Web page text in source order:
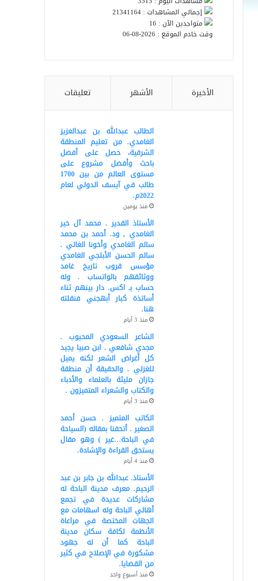
إجمالي المشاهدات : 21341164
متواجدين الآن : 16
وقت خادم الموقع : 2026-08-06
الأخيرة الأشهر تعليقات
الطالب عبدالله بن عبدالعزيز
الغامدي. من تعليم المنطقة
الشرقية، حصل على أفضل
باحث وأفضل مشروع على
مستوى العالم من بين 1700
طالب في آيسف الدولي لعام
2022م.
منذ يومين
الأستاذ القدير . محمد آل خير
الغامدي , ود. أحمد بن محمد
سالم الغامدي وأخونا الغالي .
سالم الحسن الأبلجي الغامدي
مؤسس قروب تاريخ غامد
ووثائقهم بالواتساب . وله
حساب بـ اكس. دار بينهم ثناء
أساتذة كبار أبهجني فنقلته
هنا.
منذ 3 أيام
الشاعر السعودي المحبوب .
مجدي شافعي . ابن صبيا يجيد
كل أغراض الشعر لكنه يميل
للغزلي . والحقيقة أن منطقة
جازان مليئة بالعلماء والأدباء
والكتاب والشعراء المتميزون .
منذ 3 أيام
الكاتب المتميز . حسن أحمد
الصغير . أتحفنا بمقاله (السياحة
في الباحة…غير ) وهو مقال
يستحق القراءة والإشادة.
منذ 4 أيام
الأستاذ. عبدالله بن جابر بن عبد
الرحيم. معرف مدينة الباحة له
مشاركات عديدة في تجمع
أهالي الباحة وله اسهامات مع
الجهات المختصة في مراعاة
الأنظمة لكافة سكان مدينة
الباحة كما أن له جهود
مشكورة في الإصلاح في كثير
من القضايا.
منذ أسبوع واحد